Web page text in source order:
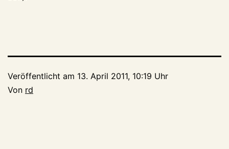
Veröffentlicht am 13. April 2011, 10:19 Uhr
Von rd